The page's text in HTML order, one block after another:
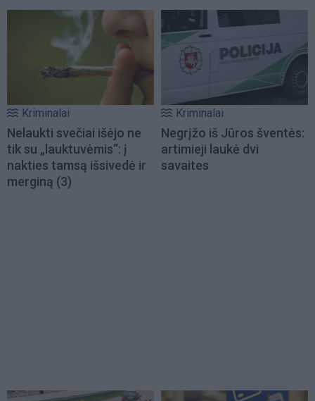
Kriminalai
Nelaukti svečiai išėjo ne
tik su „lauktuvėmis“: į
nakties tamsą išsivedė ir
merginą (3)
Kriminalai
Negrįžo iš Jūros šventės:
artimieji laukė dvi
savaites